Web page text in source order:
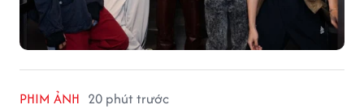
PHIM ẢNH 20 phút trước